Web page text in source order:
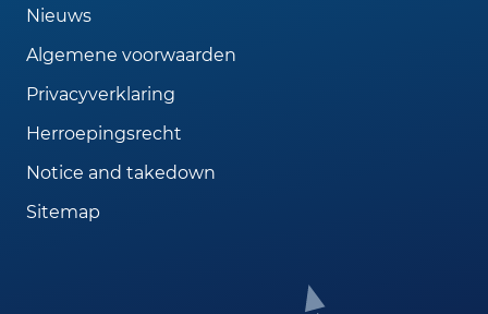
Nieuws
Algemene voorwaarden
Privacyverklaring
Herroepingsrecht
Notice and takedown
Sitemap